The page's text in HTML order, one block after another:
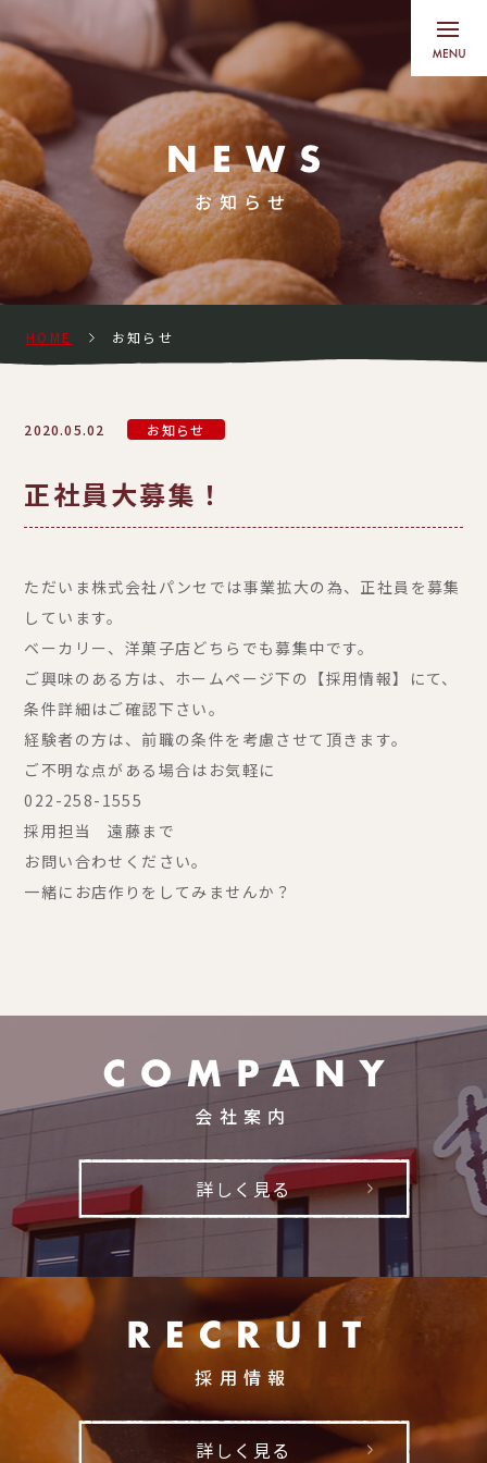
HOME お知らせ
お知らせ
2020.05.02 お知らせ
正社員大募集！
ただいま株式会社パンセでは事業拡大の為、正社員を募集
しています。
ベーカリー、洋菓子店どちらでも募集中です。
ご興味のある方は、ホームページ下の【採用情報】にて、
条件詳細はご確認下さい。
経験者の方は、前職の条件を考慮させて頂きます。
ご不明な点がある場合はお気軽に
022-258-1555
採用担当 遠藤まで
お問い合わせください。
一緒にお店作りをしてみませんか？
会社案内
詳しく見る
採用情報
詳しく見る